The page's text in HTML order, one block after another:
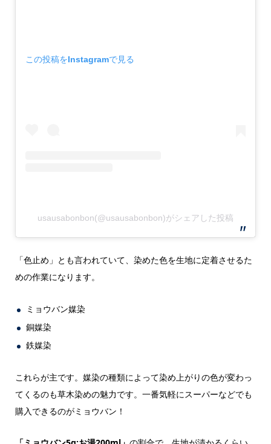
この投稿をInstagramで見る
usausabonbon(@usausabonbon)がシェアした投稿
「色止め」とも言われていて、染めた色を生地に定着させるた
めの作業になります。
ミョウバン媒染
銅媒染
鉄媒染
これらが主です。媒染の種類によって染め上がりの色が変わっ
てくるのも草木染めの魅力です。一番気軽にスーパーなどでも
購入できるのがミョウバン！